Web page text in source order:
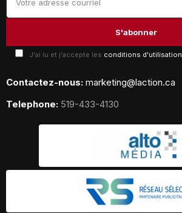
J'ai lu et j'accepte les conditions d'utilisation
Contactez-nous: marketing@laction.ca
Telephone: 519-433-4130